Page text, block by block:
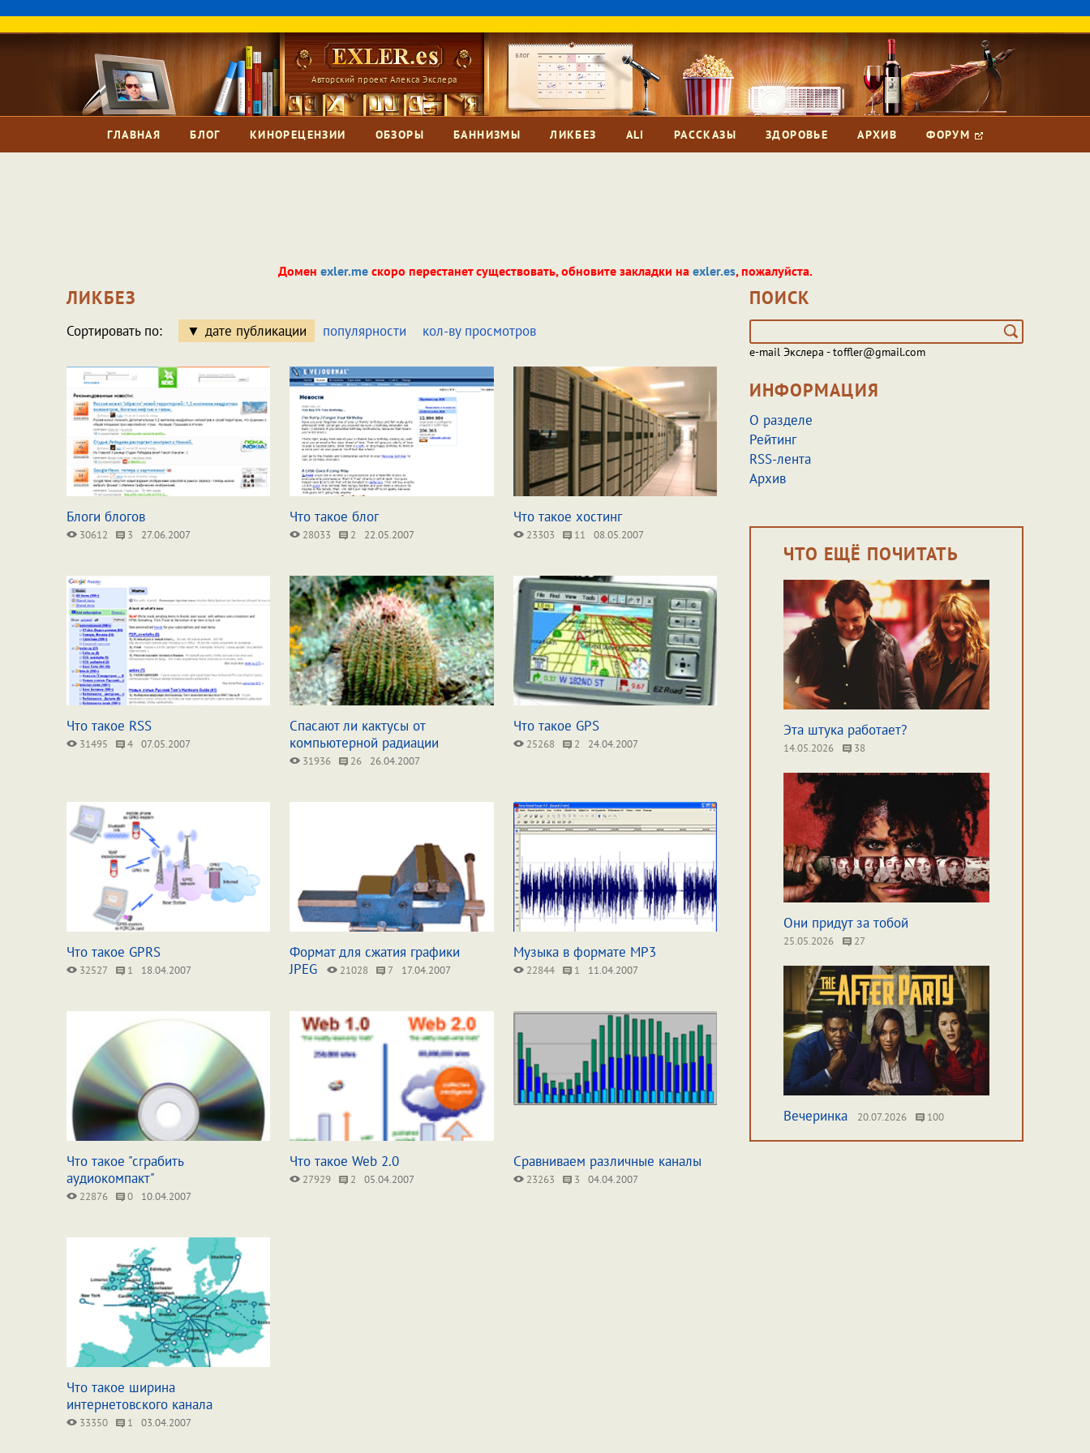
Авторский проект Алекса Экслера
ГЛАВНАЯ БЛОГ КИНОРЕЦЕНЗИИ ОБЗОРЫ БАННИЗМЫ ЛИКБЕЗ ALI РАССКАЗЫ ЗДОРОВЬЕ АРХИВ ФОРУМ
Домен exler.meскоро перестанет существовать, обновите закладки на exler.es, пожалуйста.
ЛИКБЕЗ
Сортировать по: дате публикации популярности кол-ву просмотров
Блоги блогов
30612 3 27.06.2007
Что такое блог
28033 2 22.05.2007
Что такое хостинг
23303 11 08.05.2007
Что такое RSS
31495 4 07.05.2007
Спасают ли кактусы от
компьютерной радиации
31936 26 26.04.2007
Что такое GPS
25268 2 24.04.2007
Что такое GPRS
32527 1 18.04.2007
Формат для сжатия графики
JPEG
21028 7 17.04.2007
Музыка в формате MP3
22844 1 11.04.2007
Что такое "сграбить
аудиокомпакт"
22876 0 10.04.2007
Что такое Web 2.0
27929 2 05.04.2007
Сравниваем различные каналы
23263 3 04.04.2007
Что такое ширина
интернетовского канала
33350 1 03.04.2007
ПОИСК
e-mail Экслера - toffler@gmail.com
ИНФОРМАЦИЯ
О разделе
Рейтинг
RSS-лента
Архив
ЧТО ЕЩЁ ПОЧИТАТЬ
Эта штука работает?
14.05.2026 38
Они придут за тобой
25.05.2026 27
Вечеринка 20.07.2026 100